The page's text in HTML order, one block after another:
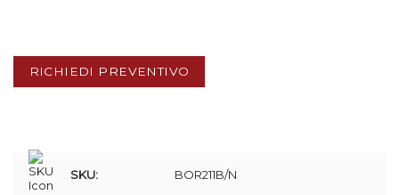
RICHIEDI PREVENTIVO
SKU: BOR211B/N